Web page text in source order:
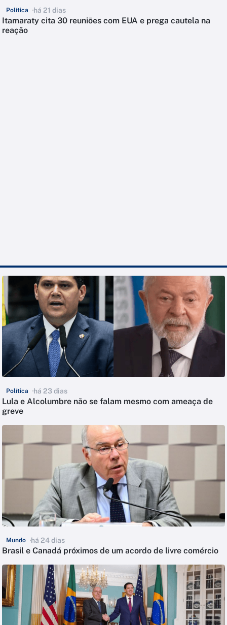
Política há 21 dias
Itamaraty cita 30 reuniões com EUA e prega cautela na
reação
Política há 23 dias
Lula e Alcolumbre não se falam mesmo com ameaça de
greve
Mundo há 24 dias
Brasil e Canadá próximos de um acordo de livre comércio